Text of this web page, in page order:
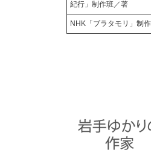
紀行」制作班／著
NHK「ブラタモリ」制